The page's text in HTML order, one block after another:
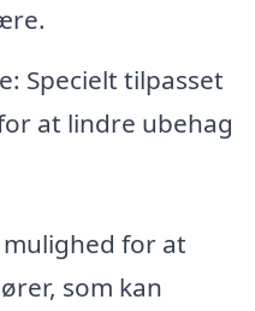
Specielt tilpasset
at lindre ubehag
for at
som kan